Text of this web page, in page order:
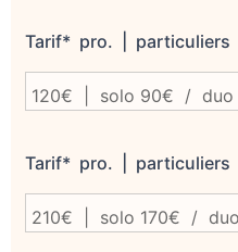
Tarif* pro. | particuliers
Tarif* pro. | particuliers